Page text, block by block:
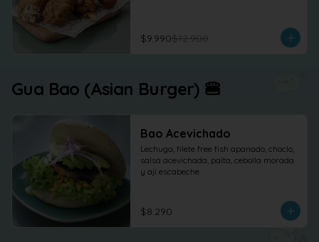
$9.990$12.900
Gua Bao (Asian Burger) 🍔
Bao Acevichado
Lechuga, filete free fish apanado, choclo,
salsa acevichada, palta, cebolla morada
y ají escabeche
$8.290